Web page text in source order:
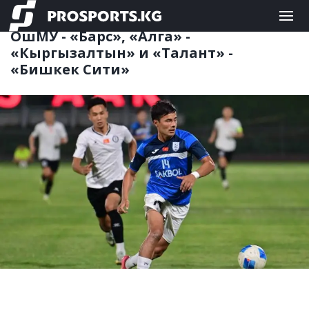
ФУТБОЛ 09.08.2025 19:46
ОшМУ - «Барс», «Алга» -
«Кыргызалтын» и «Талант» -
«Бишкек Сити»